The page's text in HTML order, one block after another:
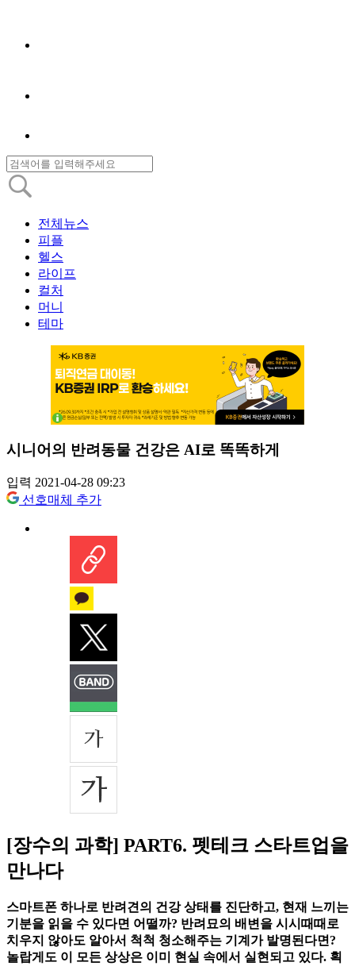
전체뉴스
피플
헬스
라이프
컬처
머니
테마
시니어의 반려동물 건강은 AI로 똑똑하게
입력 2021-04-28 09:23
선호매체 추가
[장수의 과학] PART6. 펫테크 스타트업을
만나다
스마트폰 하나로 반려견의 건강 상태를 진단하고, 현재 느끼는
기분을 읽을 수 있다면 어떨까? 반려묘의 배변을 시시때때로
치우지 않아도 알아서 척척 청소해주는 기계가 발명된다면?
놀랍게도 이 모든 상상은 이미 현실 속에서 실현되고 있다. 획